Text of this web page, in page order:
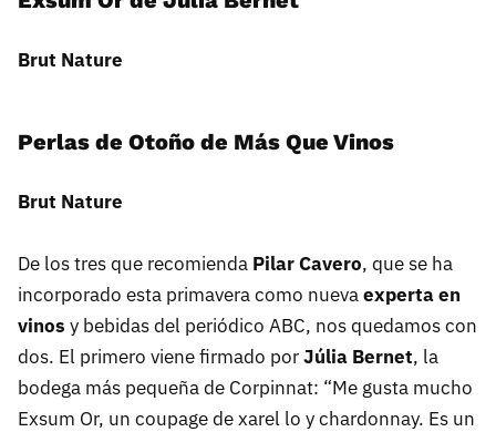
Brut Nature
Perlas de Otoño de Más Que Vinos
Brut Nature
De los tres que recomienda Pilar Cavero, que se ha
incorporado esta primavera como nuevaexperta en
vinos y bebidas del periódico ABC, nos quedamos con
dos. El primero viene firmado porJúlia Bernet, la
bodega más pequeña de Corpinnat: “Me gusta mucho
Exsum Or, un coupage de xarel lo y chardonnay. Es un